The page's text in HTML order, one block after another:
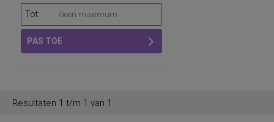
Tot:
PAS TOE
Resultaten 1 t/m 1 van 1